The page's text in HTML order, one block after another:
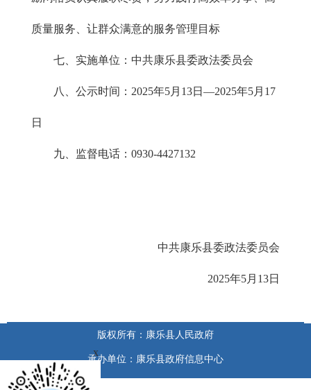
质量服务、让群众满意的服务管理目标
七、实施单位：中共康乐县委政法委员会
八、公示时间：2025年5月13日—2025年5月17
日
九、监督电话：0930-4427132
中共康乐县委政法委员会
2025年5月13日
版权所有：康乐县人民政府
承办单位：康乐县政府信息中心
x